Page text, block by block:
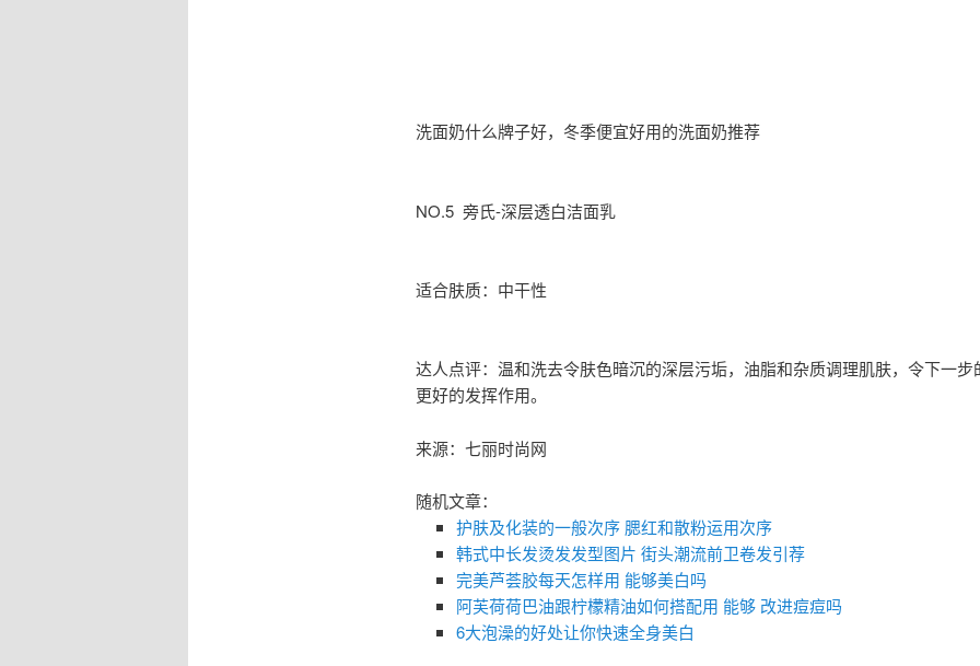
洗面奶什么牌子好，冬季便宜好用的洗面奶推荐
NO.5 旁氏-深层透白洁面乳
适合肤质：中干性
达人点评：温和洗去令肤色暗沉的深层污垢，油脂和杂质调理肌肤，令下一步
更好的发挥作用。
来源：七丽时尚网
随机文章：
护肤及化装的一般次序 ​腮红和散粉运用次序
韩式中长发烫发发型图片 街头潮流前卫卷发引荐
完美芦荟胶每天怎样用 能够美白吗
阿芙荷荷巴油跟柠檬精油如何搭配用 能够 改进痘痘吗
6大泡澡的好处让你快速全身美白